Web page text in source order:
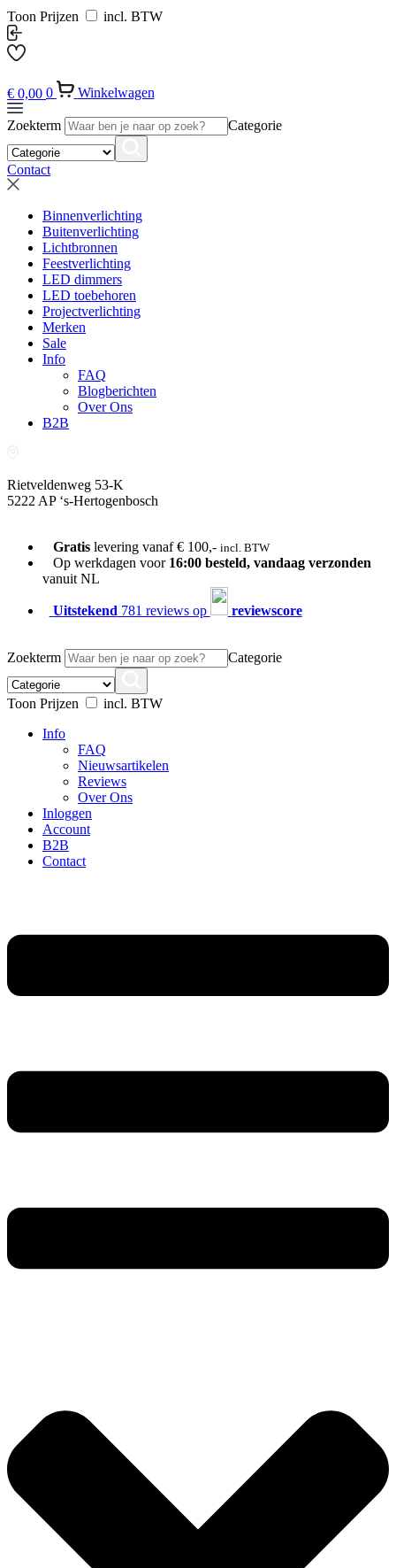
Toon Prijzen incl. BTW
€ 0,00 0 Winkelwagen
Zoekterm Categorie
Contact
Binnenverlichting
Buitenverlichting
Lichtbronnen
Feestverlichting
LED dimmers
LED toebehoren
Projectverlichting
Merken
Sale
Info
FAQ
Blogberichten
Over Ons
B2B
Rietveldenweg 53-K
5222 AP ‘s-Hertogenbosch
Gratislevering vanaf € 100,- incl. BTW
Op werkdagen voor 16:00 besteld, vandaag verzonden
vanuit NL
Uitstekend 781 reviews op reviewscore
Zoekterm Categorie
Toon Prijzen
incl. BTW
Info
FAQ
Nieuwsartikelen
Reviews
Over Ons
Inloggen
Account
B2B
Contact